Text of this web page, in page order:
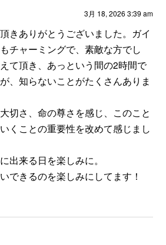
3月 18, 2026 3:39 am
きありがとうございました。ガイ
チャーミングで、素敵な方でし
て頂き、あっという間の2時間で
、知らないことがたくさんありま
切さ、命の尊さを感じ、このこと
くことの重要性を改めて感じまし
出来る日を楽しみに。
できるのを楽しみにしてます！